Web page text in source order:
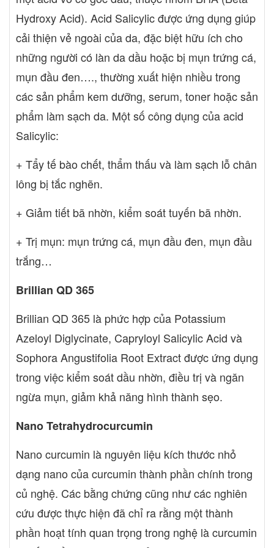
mọi loại da. - Đặc biệt dành cho làn da đang gặp vấn đề về mụn
sưng, viêm, mụn đầu đen, mụn trứng cá… Hướng dẫn sử dụng: -
Vê sinh sạch vùng mụn. - Lấy một lượng kem vừa đủ, thoa lên
vùng mụn hoặc chấm mụn qua đêm, không bôi diện rộng. - Sử
dụng 2 lần/ngày, vào buổi sáng và tối, tránh để sản phẩm tiếp xúc
với vùng mắt. - Nếu có kích ứng giảm xuống 1 lần/ngày hoặc tạm
ngừng. VỀ THƯƠNG HIỆU DECUMAR PROMAX Decumar
Promax là dòng sản phẩm nâng cấp của thương hiệu Decumar,
từ mỹ phẩm chuyển mình trở thành dược mỹ phẩm giảm mụn và
Việt.
Hydroxy Acid). Acid Salicylic được ứng dụng giúp
cải thiện vẻ ngoài của da, đặc biệt hữu ích cho
những người có làn da dầu hoặc bị mụn trứng cá,
mụn đầu đen…., thường xuất hiện nhiều trong
các sản phẩm kem dưỡng, serum, toner hoặc sản
phẩm làm sạch da. Một số công dụng của acid
Salicylic:
+ Tẩy tế bào chết, thẩm thấu và làm sạch lỗ chân
lông bị tắc nghẽn.
+ Giảm tiết bã nhờn, kiểm soát tuyến bã nhờn.
+ Trị mụn: mụn trứng cá, mụn đầu đen, mụn đầu
trắng…
Brillian QD 365
Brillian QD 365 là phức hợp của Potassium
Azeloyl Diglycinate, Capryloyl Salicylic Acid và
Sophora Angustifolia Root Extract được ứng dụng
trong việc kiểm soát dầu nhờn, điều trị và ngăn
ngừa mụn, giảm khả năng hình thành sẹo.
Nano Tetrahydrocurcumin
Nano curcumin là nguyên liệu kích thước nhỏ
dạng nano của curcumin thành phần chính trong
củ nghệ. Các bằng chứng cũng như các nghiên
cứu được thực hiện đã chỉ ra rằng một thành
phần hoạt tính quan trọng trong nghệ là curcumin